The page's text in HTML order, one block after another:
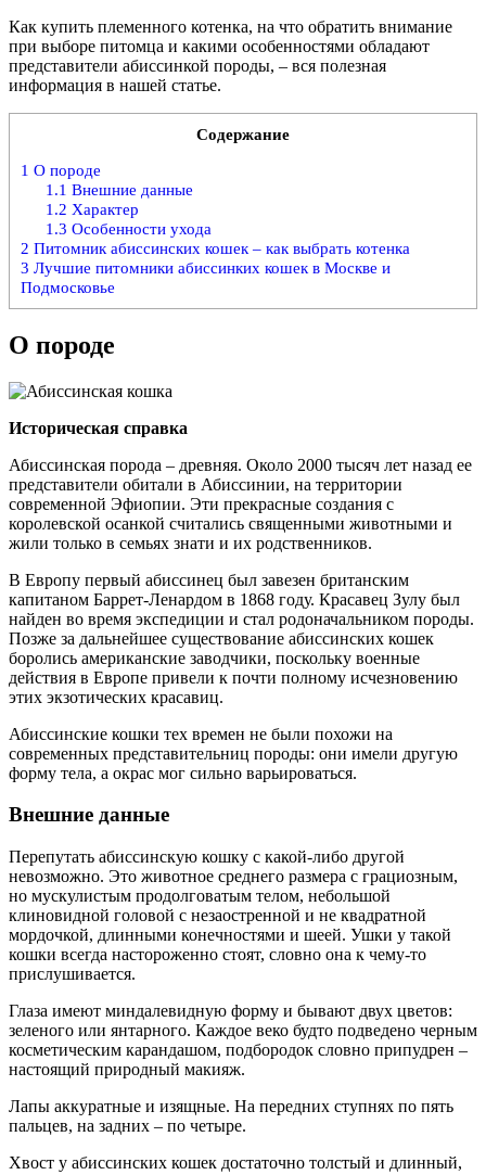
Как купить племенного котенка, на что обратить внимание
при выборе питомца и какими особенностями обладают
представители абиссинкой породы, – вся полезная
информация в нашей статье.
Содержание
1 О породе
1.1 Внешние данные
1.2 Характер
1.3 Особенности ухода
2 Питомник абиссинских кошек – как выбрать котенка
3 Лучшие питомники абиссинких кошек в Москве и
Подмосковье
О породе
Историческая справка
Абиссинская порода – древняя. Около 2000 тысяч лет назад ее
представители обитали в Абиссинии, на территории
современной Эфиопии. Эти прекрасные создания с
королевской осанкой считались священными животными и
жили только в семьях знати и их родственников.
В Европу первый абиссинец был завезен британским
капитаном Баррет-Ленардом в 1868 году. Красавец Зулу был
найден во время экспедиции и стал родоначальником породы.
Позже за дальнейшее существование абиссинских кошек
боролись американские заводчики, поскольку военные
действия в Европе привели к почти полному исчезновению
этих экзотических красавиц.
Абиссинские кошки тех времен не были похожи на
современных представительниц породы: они имели другую
форму тела, а окрас мог сильно варьироваться.
Внешние данные
Перепутать абиссинскую кошку с какой-либо другой
невозможно. Это животное среднего размера с грациозным,
но мускулистым продолговатым телом, небольшой
клиновидной головой с незаостренной и не квадратной
мордочкой, длинными конечностями и шеей. Ушки у такой
кошки всегда настороженно стоят, словно она к чему-то
прислушивается.
Глаза имеют миндалевидную форму и бывают двух цветов:
зеленого или янтарного. Каждое веко будто подведено черным
косметическим карандашом, подбородок словно припудрен –
настоящий природный макияж.
Лапы аккуратные и изящные. На передних ступнях по пять
пальцев, на задних – по четыре.
Хвост у абиссинских кошек достаточно толстый и длинный,